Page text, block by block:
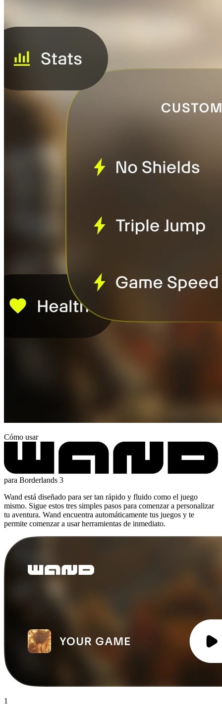
Cómo usar
para Borderlands 3
Wand está diseñado para ser tan rápido y fluido como el juego
mismo. Sigue estos tres simples pasos para comenzar a personalizar
tu aventura. Wand encuentra automáticamente tus juegos y te
permite comenzar a usar herramientas de inmediato.
1